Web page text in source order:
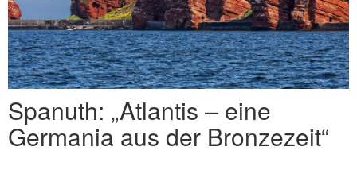
Spanuth: „Atlantis – eine
Germania aus der Bronzezeit“